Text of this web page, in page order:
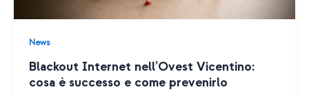
News
Blackout Internet nell’Ovest Vicentino:
cosa è successo e come prevenirlo